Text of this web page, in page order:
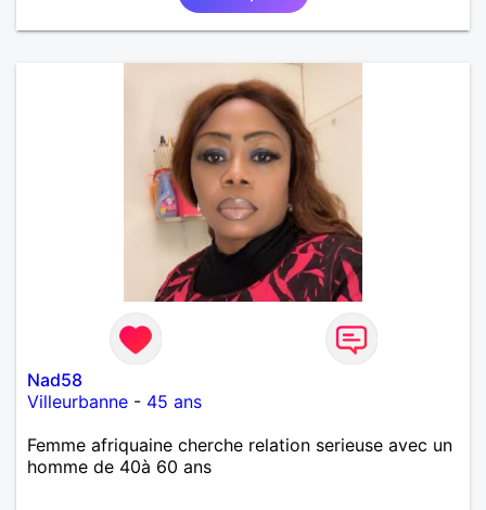
Nad58
Villeurbanne - 45 ans
Femme afriquaine cherche relation serieuse avec un
homme de 40à 60 ans